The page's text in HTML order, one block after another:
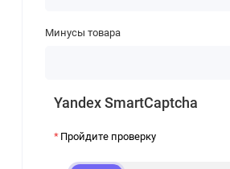
Минусы товара
Yandex SmartCaptcha
Пройдите проверку